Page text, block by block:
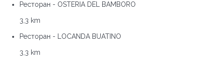
Ресторан - OSTERIA DEL BAMBORO
3,3 km
Ресторан - LOCANDA BUATINO
3,3 km